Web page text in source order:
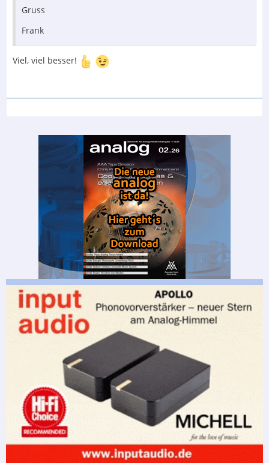
Gruss
Frank
Viel, viel besser!